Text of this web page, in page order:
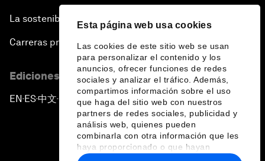
Esta página web usa cookies
Las cookies de este sitio web se usan
para personalizar el contenido y los
anuncios, ofrecer funciones de redes
sociales y analizar el tráfico. Además,
compartimos información sobre el uso
que haga del sitio web con nuestros
partners de redes sociales, publicidad y
análisis web, quienes pueden
combinarla con otra información que les
haya proporcionado o que hayan
recopilado a partir del uso que haya
La sostenibilidad en el Foro
Carreras profesionales
Ediciones en otros idiomas
EN ▪ES▪中文▪ 日本語